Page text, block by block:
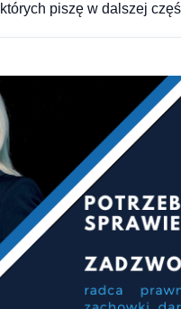
piszę w dalszej